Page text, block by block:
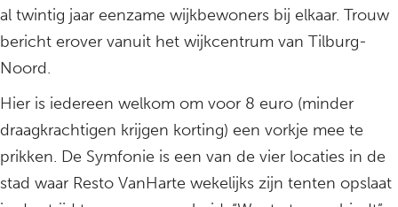
al twintig jaar eenzame wijkbewoners bij elkaar. Trouw
bericht erover vanuit het wijkcentrum van Tilburg-
Noord.
Hier is iedereen welkom om voor 8 euro (minder
draagkrachtigen krijgen korting) een vorkje mee te
prikken. De Symfonie is een van de vier locaties in de
stad waar Resto VanHarte wekelijks zijn tenten opslaat